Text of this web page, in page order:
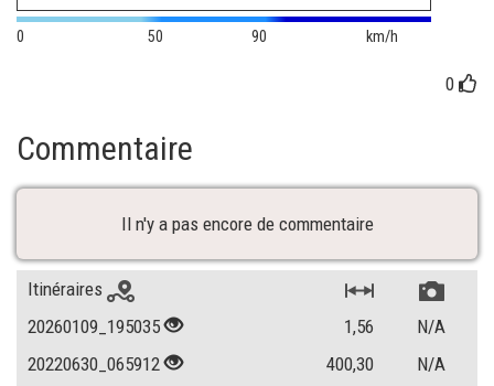
0 50 90 km/h
0
Commentaire
Il n'y a pas encore de commentaire
Itinéraires
20260109_195035
1,56
N/A
20220630_065912
400,30
N/A